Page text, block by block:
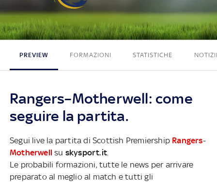
2 - 2
PREVIEW FORMAZIONI STATISTICHE
Rangers–Motherwell: come
seguire la partita.
Segui live la partita di Scottish Premiership Rangers-
Motherwell su skysport.it
Le probabili formazioni, tutte le news per arrivare
preparato al meglio al match e tutti gli